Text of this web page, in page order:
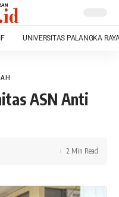
UNIVERSITAS PALANGKA
ASN Anti
2 Min Read